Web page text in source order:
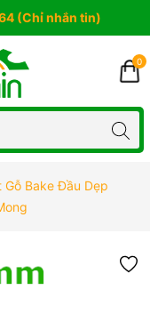
(Chỉ nhắn tin)
0
Gỗ Bake Đầu Dẹp